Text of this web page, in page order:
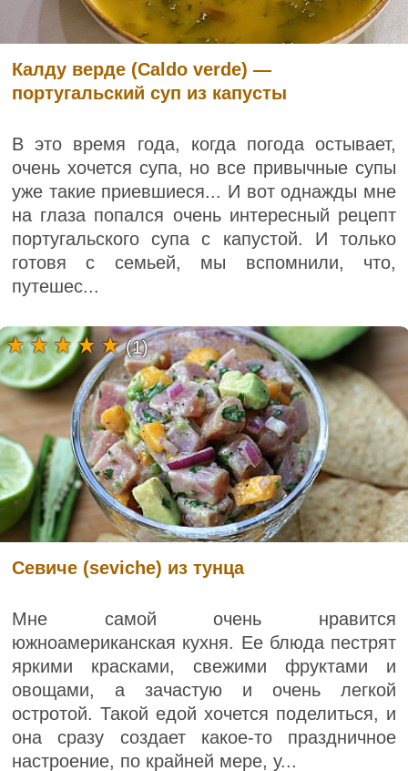
Калду верде (Caldo verde) —
португальский суп из капусты
В это время года, когда погода остывает,
очень хочется супа, но все привычные супы
уже такие приевшиеся... И вот однажды мне
на глаза попался очень интересный рецепт
португальского супа с капустой. И только
готовя с семьей, мы вспомнили, что,
путешес...
Севиче (seviche) из тунца
Мне самой очень нравится
южноамериканская кухня. Ее блюда пестрят
яркими красками, свежими фруктами и
овощами, а зачастую и очень легкой
остротой. Такой едой хочется поделиться, и
она сразу создает какое-то праздничное
настроение, по крайней мере, у...
(1)